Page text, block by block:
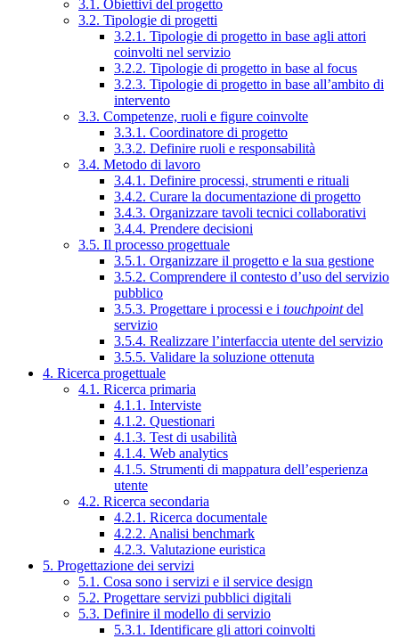
3.1. Obiettivi del progetto
3.2. Tipologie di progetti
3.2.1. Tipologie di progetto in base agli attori
coinvolti nel servizio
3.2.2. Tipologie di progetto in base al focus
3.2.3. Tipologie di progetto in base all’ambito di
intervento
3.3. Competenze, ruoli e figure coinvolte
3.3.1. Coordinatore di progetto
3.3.2. Definire ruoli e responsabilità
3.4. Metodo di lavoro
3.4.1. Definire processi, strumenti e rituali
3.4.2. Curare la documentazione di progetto
3.4.3. Organizzare tavoli tecnici collaborativi
3.4.4. Prendere decisioni
3.5. Il processo progettuale
3.5.1. Organizzare il progetto e la sua gestione
3.5.2. Comprendere il contesto d’uso del servizio
pubblico
3.5.3. Progettare i processi e i touchpointdel
servizio
3.5.4. Realizzare l’interfaccia utente del servizio
3.5.5. Validare la soluzione ottenuta
4. Ricerca progettuale
4.1. Ricerca primaria
4.1.1. Interviste
4.1.2. Questionari
4.1.3. Test di usabilità
4.1.4. Web analytics
4.1.5. Strumenti di mappatura dell’esperienza
utente
4.2. Ricerca secondaria
4.2.1. Ricerca documentale
4.2.2. Analisi benchmark
4.2.3. Valutazione euristica
5. Progettazione dei servizi
5.1. Cosa sono i servizi e il service design
5.2. Progettare servizi pubblici digitali
5.3. Definire il modello di servizio
5.3.1. Identificare gli attori coinvolti